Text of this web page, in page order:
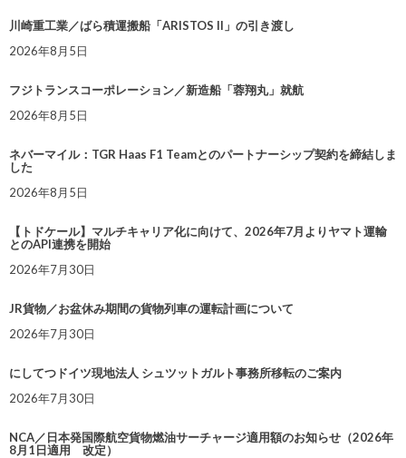
川崎重工業／ばら積運搬船「ARISTOS II」の引き渡し
2026年8月5日
フジトランスコーポレーション／新造船「蓉翔丸」就航
2026年8月5日
ネバーマイル：TGR Haas F1 Teamとのパートナーシップ契約を締結しま
した
2026年8月5日
【トドケール】マルチキャリア化に向けて、2026年7月よりヤマト運輸
とのAPI連携を開始
2026年7月30日
JR貨物／お盆休み期間の貨物列車の運転計画について
2026年7月30日
にしてつドイツ現地法人 シュツットガルト事務所移転のご案内
2026年7月30日
NCA／日本発国際航空貨物燃油サーチャージ適用額のお知らせ（2026年
8月1日適用 改定）